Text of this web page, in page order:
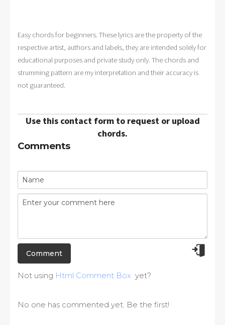
Easy chords for beginners. These lyrics are the property of the
respective artist, authors and labels, they are intended solely for
educational purposes and private study only. The chords and
strumming pattern are my interpretation and their accuracy is
not guaranteed.
Use this contact form to request or upload
chords.
Comments
Not using Html Comment Box yet?
No one has commented yet. Be the first!